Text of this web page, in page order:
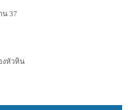
น 37
งหัวหิน